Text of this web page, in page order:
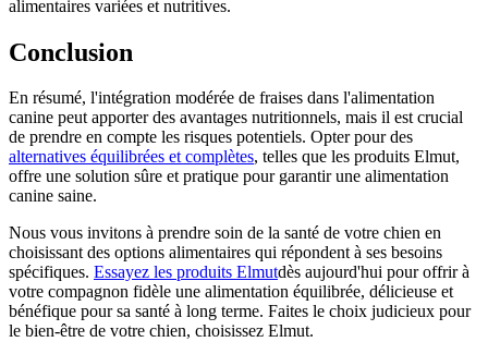
alimentaires variées et nutritives.
Conclusion
En résumé, l'intégration modérée de fraises dans l'alimentation
canine peut apporter des avantages nutritionnels, mais il est crucial
de prendre en compte les risques potentiels. Opter pour des
alternatives équilibrées et complètes, telles que les produits Elmut,
offre une solution sûre et pratique pour garantir une alimentation
canine saine.
Nous vous invitons à prendre soin de la santé de votre chien en
choisissant des options alimentaires qui répondent à ses besoins
spécifiques. Essayez les produits Elmutdès aujourd'hui pour offrir à
votre compagnon fidèle une alimentation équilibrée, délicieuse et
bénéfique pour sa santé à long terme. Faites le choix judicieux pour
le bien-être de votre chien, choisissez Elmut.